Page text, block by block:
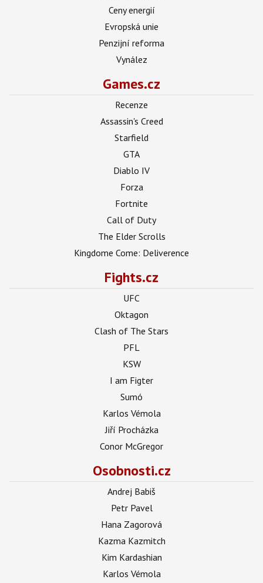
Ceny energií
Evropská unie
Penzijní reforma
Vynález
Games.cz
Recenze
Assassin's Creed
Starfield
GTA
Diablo IV
Forza
Fortnite
Call of Duty
The Elder Scrolls
Kingdome Come: Deliverence
Fights.cz
UFC
Oktagon
Clash of The Stars
PFL
KSW
I am Figter
Sumó
Karlos Vémola
Jiří Procházka
Conor McGregor
Osobnosti.cz
Andrej Babiš
Petr Pavel
Hana Zagorová
Kazma Kazmitch
Kim Kardashian
Karlos Vémola